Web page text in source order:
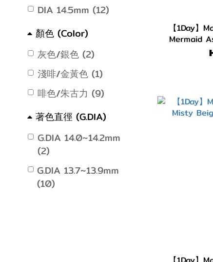
DIA 14.5mm (12)
顏色 (Color)
灰色/銀色 (2)
淺啡/金黃色 (1)
啡色/朱古力 (9)
著色直徑 (G.DIA)
G.DIA 14.0~14.2mm
(2)
G.DIA 13.7~13.9mm
(10)
【1Day】
Mermaid